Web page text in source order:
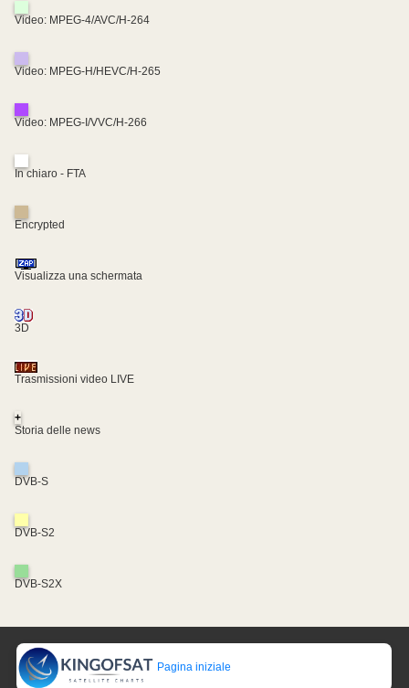
Video: MPEG-4/AVC/H-264
Video: MPEG-H/HEVC/H-265
Video: MPEG-I/VVC/H-266
In chiaro - FTA
Encrypted
Visualizza una schermata
3D
Trasmissioni video LIVE
+
Storia delle news
DVB-S
DVB-S2
DVB-S2X
Pagina iniziale